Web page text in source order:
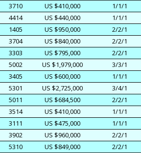
3710
US $410,000 1/1/1
4414
US $440,000 1/1/1
1405
US $950,000 2/2/1
3704
US $840,000 2/2/1
3303
US $795,000 2/2/1
5002
US $1,979,000 3/3/1
3405
US $600,000 1/1/1
5301
US $2,725,000 3/4/1
5011
US $684,500 2/2/1
3514
US $410,000 1/1/1
3111
US $475,000 1/1/1
3902
US $960,000 2/2/1
5310
US $849,000 2/2/1